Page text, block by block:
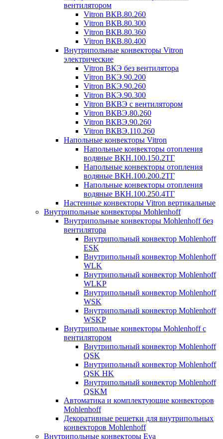
вентилятором
Vitron ВКВ.80.260
Vitron ВКВ.80.300
Vitron ВКВ.80.360
Vitron ВКВ.80.400
Внутрипольные конвекторы Vitron
электрические
Vitron ВКЭ без вентилятора
Vitron ВКЭ.90.200
Vitron ВКЭ.90.260
Vitron ВКЭ.90.300
Vitron ВКВЭ с вентилятором
Vitron ВКВЭ.80.260
Vitron ВКВЭ.90.260
Vitron ВКВЭ.110.260
Напольные конвекторы Vitron
Напольные конвекторы отопления
водяные ВКН.100.150.2ТГ
Напольные конвекторы отопления
водяные ВКН.100.200.2ТГ
Напольные конвекторы отопления
водяные ВКН.100.250.4ТГ
Настенные конвекторы Vitron вертикальные
Внутрипольные конвекторы Mohlenhoff
Внутрипольные конвекторы Mohlenhoff без
вентилятора
Внутрипольный конвектор Mohlenhoff
ESK
Внутрипольный конвектор Mohlenhoff
WLK
Внутрипольный конвектор Mohlenhoff
WLKP
Внутрипольный конвектор Mohlenhoff
WSK
Внутрипольный конвектор Mohlenhoff
WSKP
Внутрипольные конвекторы Mohlenhoff с
вентилятором
Внутрипольный конвектор Mohlenhoff
QSK
Внутрипольный конвектор Mohlenhoff
QSK HK
Внутрипольный конвектор Mohlenhoff
QSKM
Автоматика и комплектующие конвекторов
Mohlenhoff
Декоративные решетки для внутрипольных
конвекторов Mohlenhoff
Внутрипольные конвекторы Eva